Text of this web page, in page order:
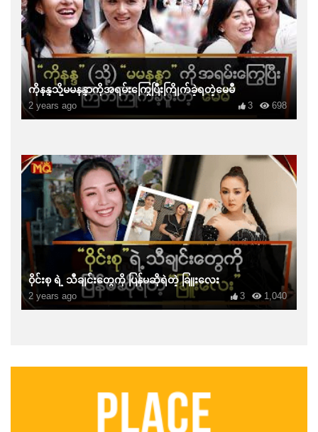
ကိုနန္ဒသို့မမနန္ဒာကိုအရမ်းကြွေပြီးကြိုက်ခဲ့ရတဲ့မေမီ
2 years ago 698
3
ဝိုင်းစု ရဲ့ သီချင်းတွေကို ပြန်မဆိုရဲတဲ့ ခြူးလေး
2 years ago 1,040
3